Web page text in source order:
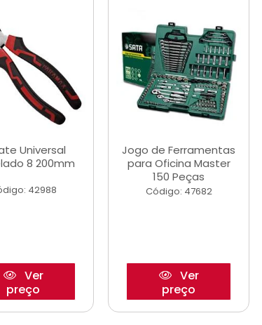
Universal
8 200mm
42988
Ver
preço
Jogo de Ferramentas
para Oficina Master
150 Peças
Código: 47682
Ver
preço